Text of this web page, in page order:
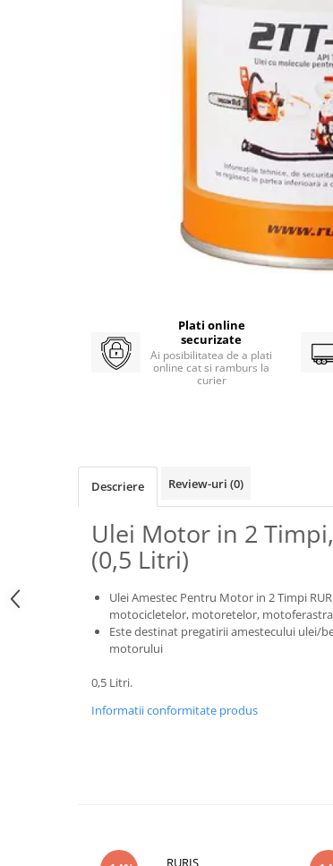
Despicatoare lemne
Motoburghie
Motocultoare
Suflanta frunze
Troliu
Zdrobitori si Teascuri fructe
Piese de schimb
Piese motocoase 4T
Plati online
securizate
Ai posibilitatea de a plati
online cat si ramburs la
curier
Descriere Review-uri (0)
Ulei Motor in 2 Timpi,
(0,5 Litri)
Ulei Amestec Pentru Motor in 2 Timpi
motocicletelor, motoretelor,
Este destinat pregatirii amestecului ulei/
motorului
0,5 Litri.
Informatii conformitate produs
RURIS